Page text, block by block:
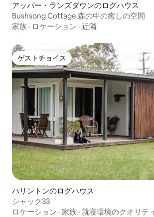
アッパー・ランズダウンのログハウス
Bushsong Cottage 森の中の癒しの空間
家族 · ロケーション · 近隣
ゲストチョイス
ゲストチョイス
ハリントンのログハウス
シャック33
ロケーション · 家族 · 就寝環境のクオリテ